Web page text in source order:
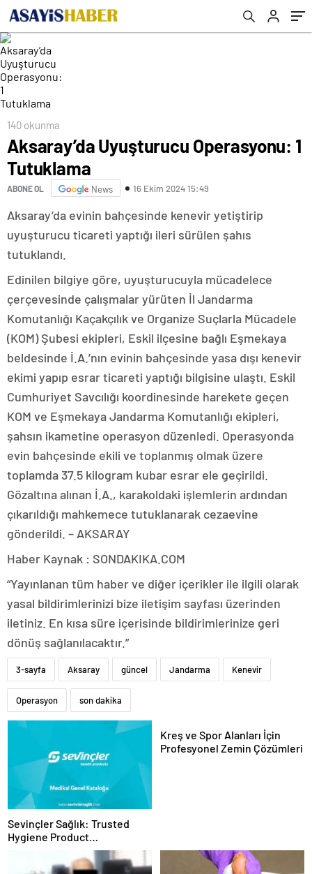
140 okunma
Aksaray’da Uyuşturucu Operasyonu: 1
Tutuklama
ABONE OL News 16 Ekim 2024 15:49
Aksaray’da evinin bahçesinde kenevir yetiştirip
uyuşturucu ticareti yaptığı ileri sürülen şahıs
tutuklandı.
Edinilen bilgiye göre, uyuşturucuyla mücadelece
çerçevesinde çalışmalar yürüten İl Jandarma
Komutanlığı Kaçakçılık ve Organize Suçlarla Mücadele
(KOM) Şubesi ekipleri, Eskil ilçesine bağlı Eşmekaya
beldesinde İ.A.’nın evinin bahçesinde yasa dışı kenevir
ekimi yapıp esrar ticareti yaptığı bilgisine ulaştı. Eskil
Cumhuriyet Savcılığı koordinesinde harekete geçen
KOM ve Eşmekaya Jandarma Komutanlığı ekipleri,
şahsın ikametine operasyon düzenledi. Operasyonda
evin bahçesinde ekili ve toplanmış olmak üzere
toplamda 37.5 kilogram kubar esrar ele geçirildi.
Gözaltına alınan İ.A., karakoldaki işlemlerin ardından
çıkarıldığı mahkemece tutuklanarak cezaevine
gönderildi. – AKSARAY
Haber Kaynak : SONDAKIKA.COM
“Yayınlanan tüm haber ve diğer içerikler ile ilgili olarak
yasal bildirimlerinizi bize iletişim sayfası üzerinden
iletiniz. En kısa süre içerisinde bildirimlerinize geri
dönüş sağlanılacaktır.”
3-sayfa Aksaray güncel Jandarma Kenevir
Operasyon son dakika
Sevinçler Sağlık: Trusted
Hygiene Product
Manufacturer in Turkey
Kreş ve Spor Alanları İçin
Profesyonel Zemin Çözümleri